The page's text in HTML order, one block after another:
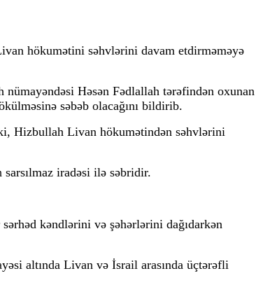
hökumətini səhvlərini davam etdirməməyə
Həsən Fədlallah tərəfindən oxunan
səbəb olacağını bildirib.
Hizbullah Livan hökumətindən səhvlərini
iradəsi ilə səbridir.
kəndlərini və şəhərlərini dağıdarkən
altında Livan və İsrail arasında üçtərəfli